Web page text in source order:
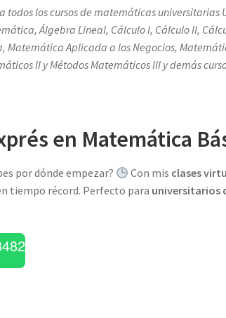
todos los cursos de matemáticas
Álgebra Lineal, Cálculo I, Cálculo II,
Aplicada a los Negocios,
II y Métodos Matemáticos III y demás
en Matemática
por dónde empezar? Con mis clases
tiempo récord. Perfecto para universitarios